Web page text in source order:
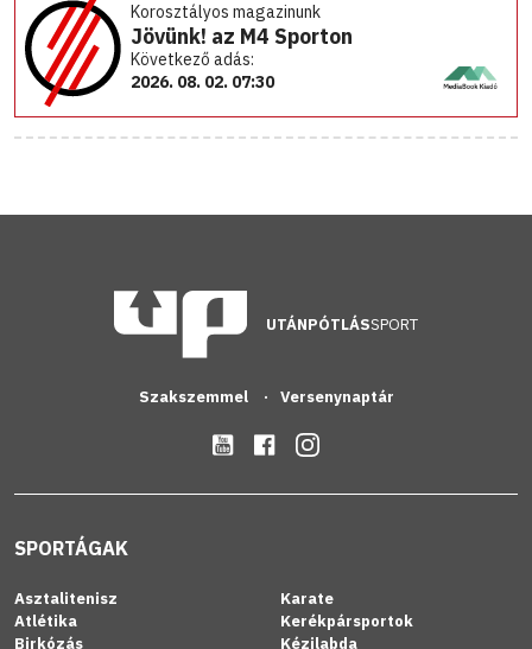
Korosztályos magazinunk
Jövünk! az M4 Sporton
Következő adás:
2026. 08. 02. 07:30
UTÁNPÓTLÁSSPORT
Szakszemmel Versenynaptár
SPORTÁGAK
Asztalitenisz
Atlétika
Birkózás
Karate
Kerékpársportok
Kézilabda